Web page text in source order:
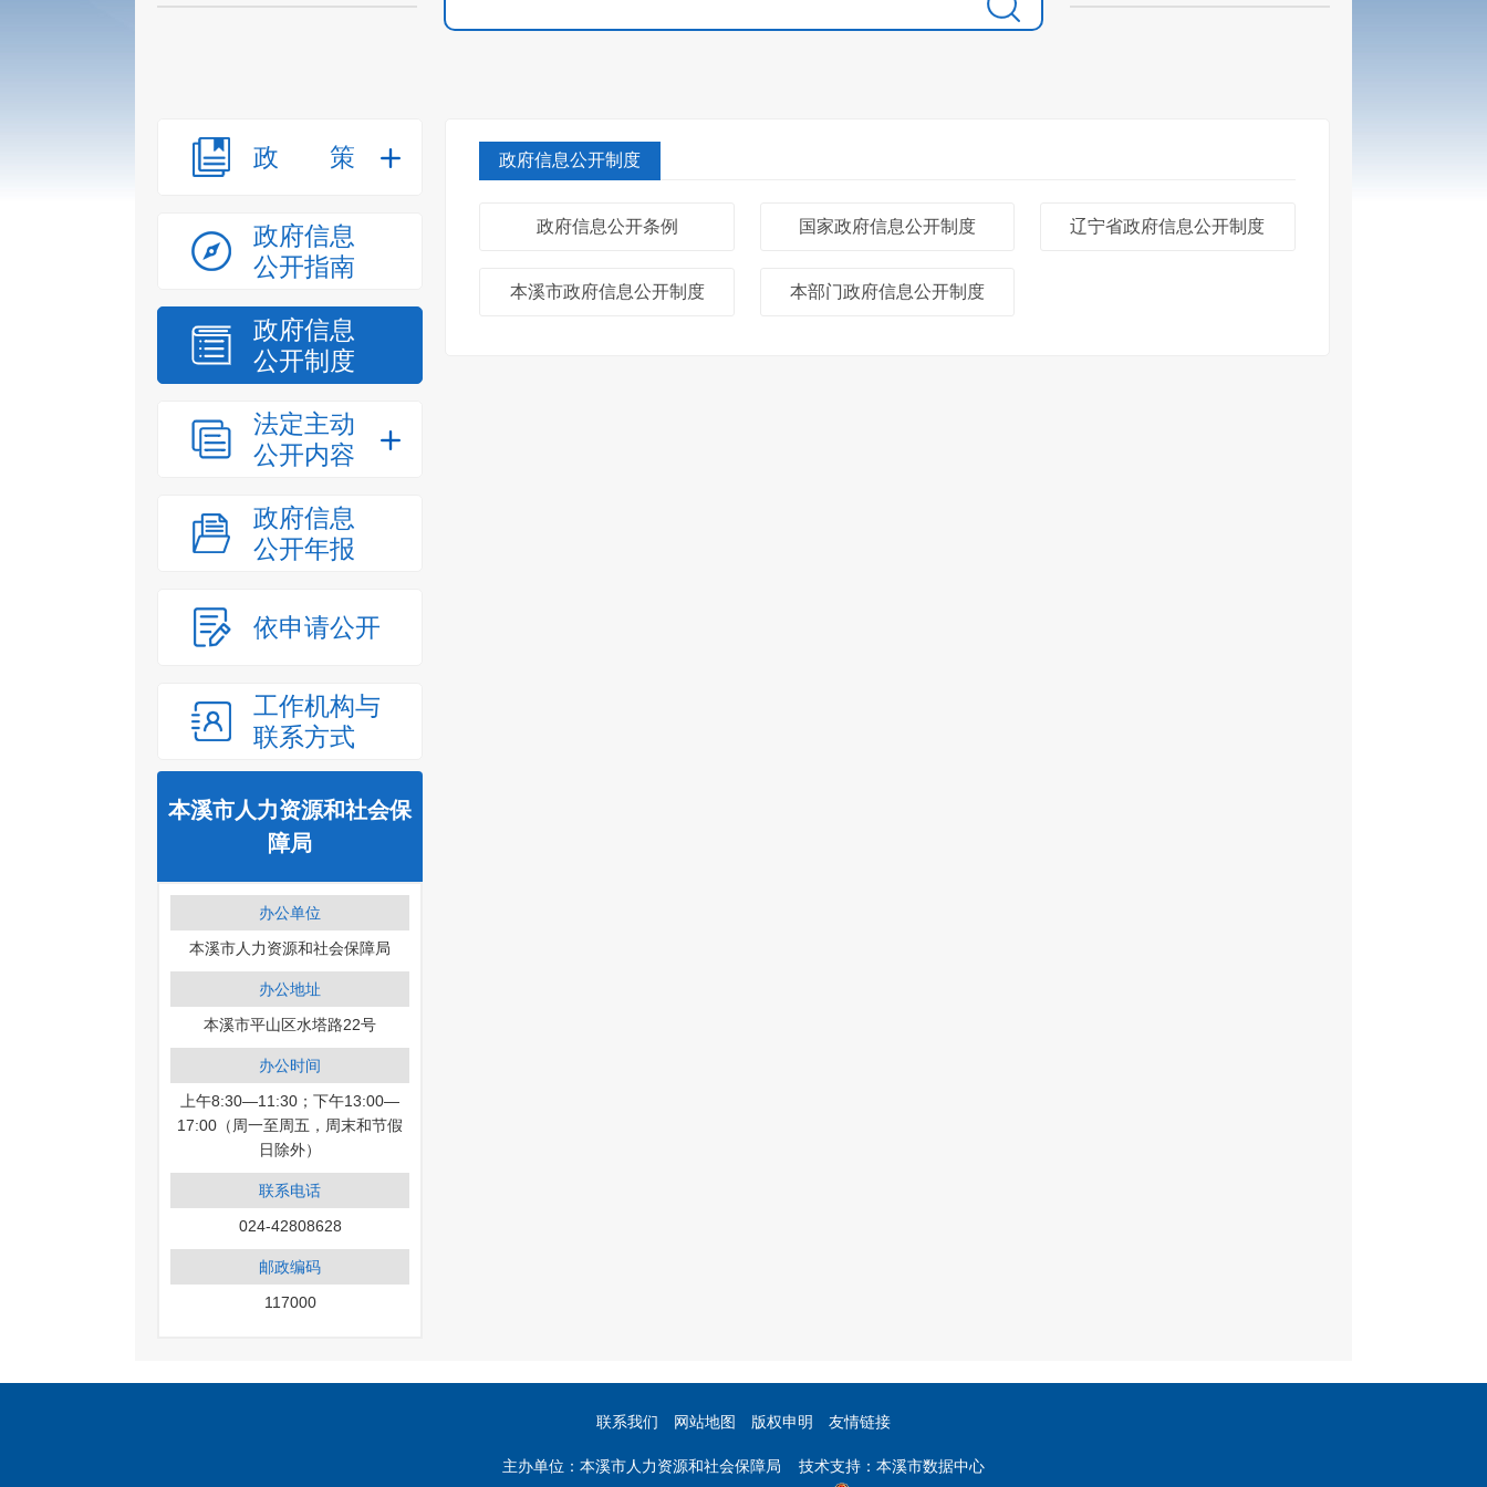
政策
政府信息
公开指南
政府信息
公开制度
法定主动
公开内容
政府信息
公开年报
依申请公开
工作机构与
联系方式
本溪市人力资源和社会保
障局
办公单位
本溪市人力资源和社会保障局
办公地址
本溪市平山区水塔路22号
办公时间
上午8:30—11:30；下午13:00—
17:00（周一至周五，周末和节假
日除外）
联系电话
024-42808628
邮政编码
117000
政府信息公开制度
政府信息公开条例 国家政府信息公开制度 辽宁省政府信息公开制度
本溪市政府信息公开制度 本部门政府信息公开制度
联系我们 网站地图 版权申明 友情链接
主办单位：本溪市人力资源和社会保障局 技术支持：本溪市数据中心